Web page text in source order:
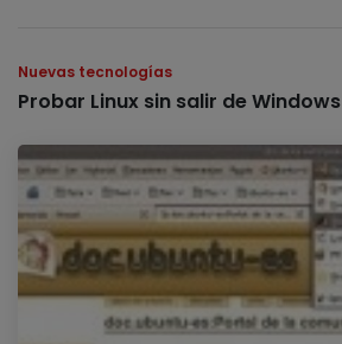
Nuevas tecnologías
Probar Linux sin salir de Windows